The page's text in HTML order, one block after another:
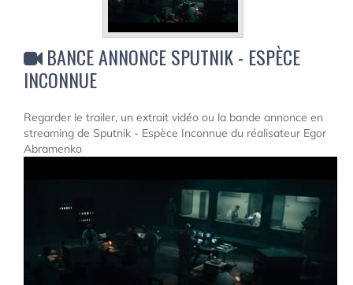
BANCE ANNONCE SPUTNIK - ESPÈCE
INCONNUE
Regarder le trailer, un extrait vidéo ou la bande annonce en
streaming de Sputnik - Espèce Inconnue du réalisateur Egor
Abramenko